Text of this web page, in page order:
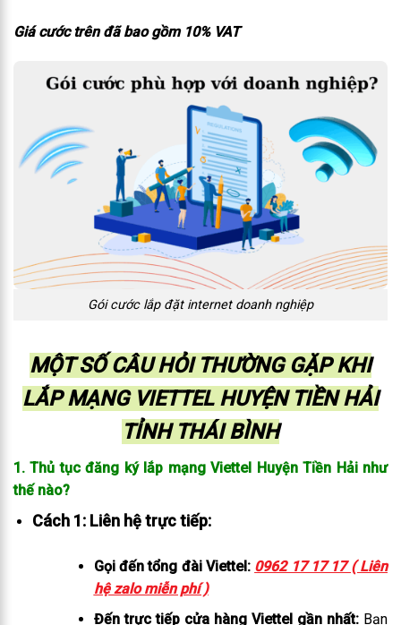
Giá cước trên đã bao gồm 10% VAT
Gói cước lắp đặt internet doanh nghiệp
MỘT SỐ CÂU HỎI THƯỜNG GẶP KHI
LẮP MẠNG VIETTEL HUYỆN TIỀN HẢI
TỈNH THÁI BÌNH
1. Thủ tục đăng ký lắp mạng Viettel Huyện Tiền Hải như
thế nào?
Cách 1: Liên hệ trực tiếp:
Gọi đến tổng đài Viettel: 0962 17 17 17 ( Liên
hệ zalo miễn phí )
Đến trực tiếp cửa hàng Viettel gần nhất:Bạn